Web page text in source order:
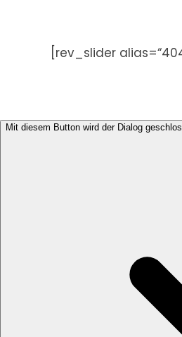
[rev_slider
Mit diesem Button wird der Dialog